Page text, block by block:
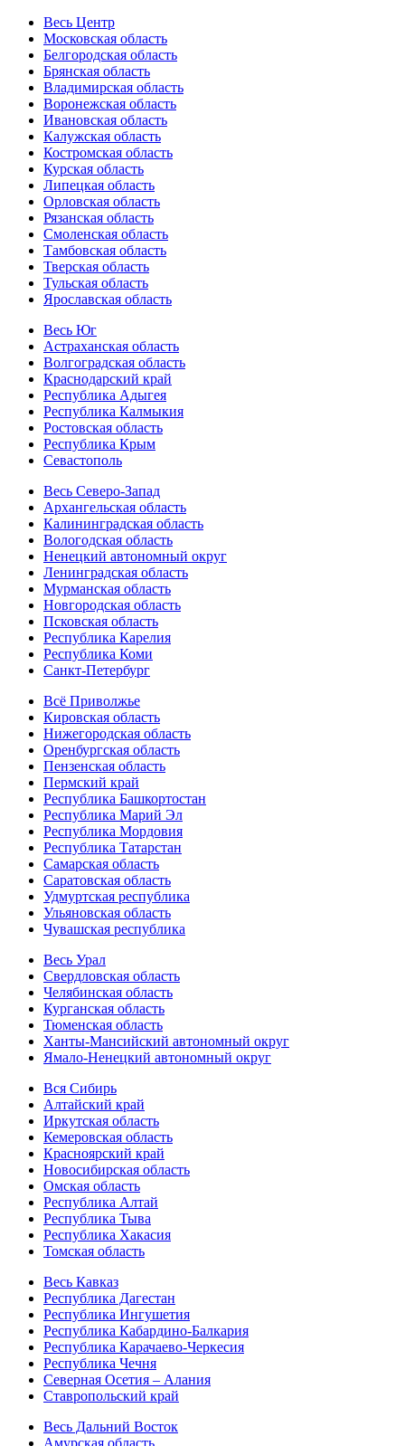
Весь Центр
Московская область
Белгородская область
Брянская область
Владимирская область
Воронежская область
Ивановская область
Калужская область
Костромская область
Курская область
Липецкая область
Орловская область
Рязанская область
Смоленская область
Тамбовская область
Тверская область
Тульская область
Ярославская область
Весь Юг
Астраханская область
Волгоградская область
Краснодарский край
Республика Адыгея
Республика Калмыкия
Ростовская область
Республика Крым
Севастополь
Весь Северо-Запад
Архангельская область
Калининградская область
Вологодская область
Ненецкий автономный округ
Ленинградская область
Мурманская область
Новгородская область
Псковская область
Республика Карелия
Республика Коми
Санкт-Петербург
Всё Приволжье
Кировская область
Нижегородская область
Оренбургская область
Пензенская область
Пермский край
Республика Башкортостан
Республика Марий Эл
Республика Мордовия
Республика Татарстан
Самарская область
Саратовская область
Удмуртская республика
Ульяновская область
Чувашская республика
Весь Урал
Свердловская область
Челябинская область
Курганская область
Тюменская область
Ханты-Мансийский автономный округ
Ямало-Ненецкий автономный округ
Вся Сибирь
Алтайский край
Иркутская область
Кемеровская область
Красноярский край
Новосибирская область
Омская область
Республика Алтай
Республика Тыва
Республика Хакасия
Томская область
Весь Кавказ
Республика Дагестан
Республика Ингушетия
Республика Кабардино-Балкария
Республика Карачаево-Черкесия
Республика Чечня
Северная Осетия – Алания
Ставропольский край
Весь Дальний Восток
Амурская область